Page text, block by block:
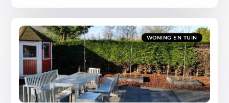
WONING EN TUIN